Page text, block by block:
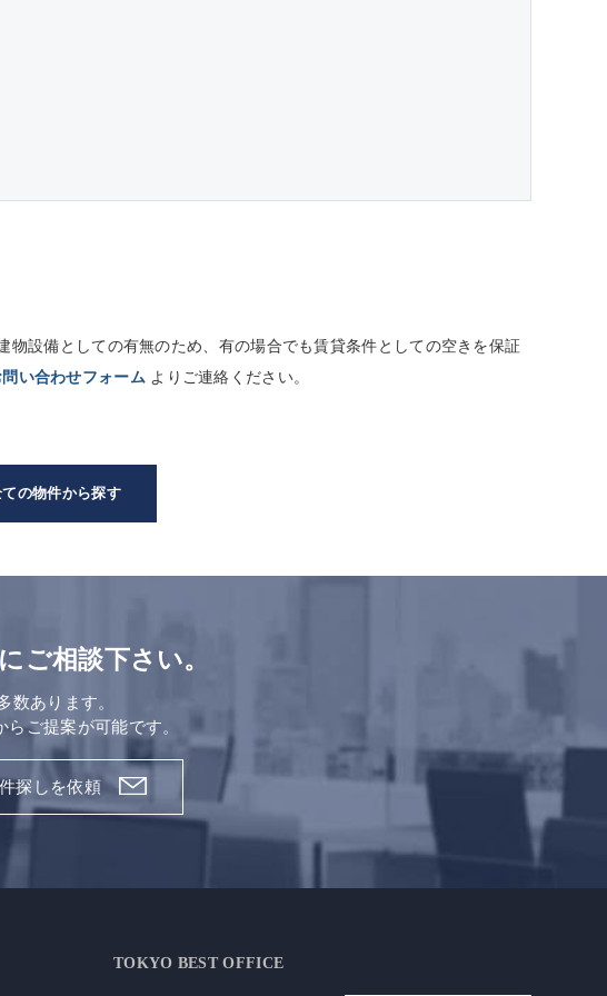
設備としての有無のため、有の場合でも賃貸条件としての空きを保証
問い合わせフォーム よりご連絡ください。
ての物件から探す
ご相談下さい。
数あります。
ご提案が可能です。
探しを依頼
TOKYO BEST OFFICE